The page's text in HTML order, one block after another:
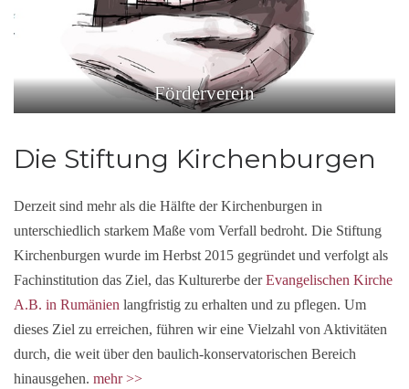
Förderverein
Die Stiftung Kirchenburgen
Derzeit sind mehr als die Hälfte der Kirchenburgen in
unterschiedlich starkem Maße vom Verfall bedroht. Die Stiftung
Kirchenburgen wurde im Herbst 2015 gegründet und verfolgt als
Fachinstitution das Ziel, das Kulturerbe derEvangelischen Kirche
A.B. in Rumänien langfristig zu erhalten und zu pflegen. Um
dieses Ziel zu erreichen, führen wir eine Vielzahl von Aktivitäten
durch, die weit über den baulich-konservatorischen Bereich
hinausgehen. mehr>>